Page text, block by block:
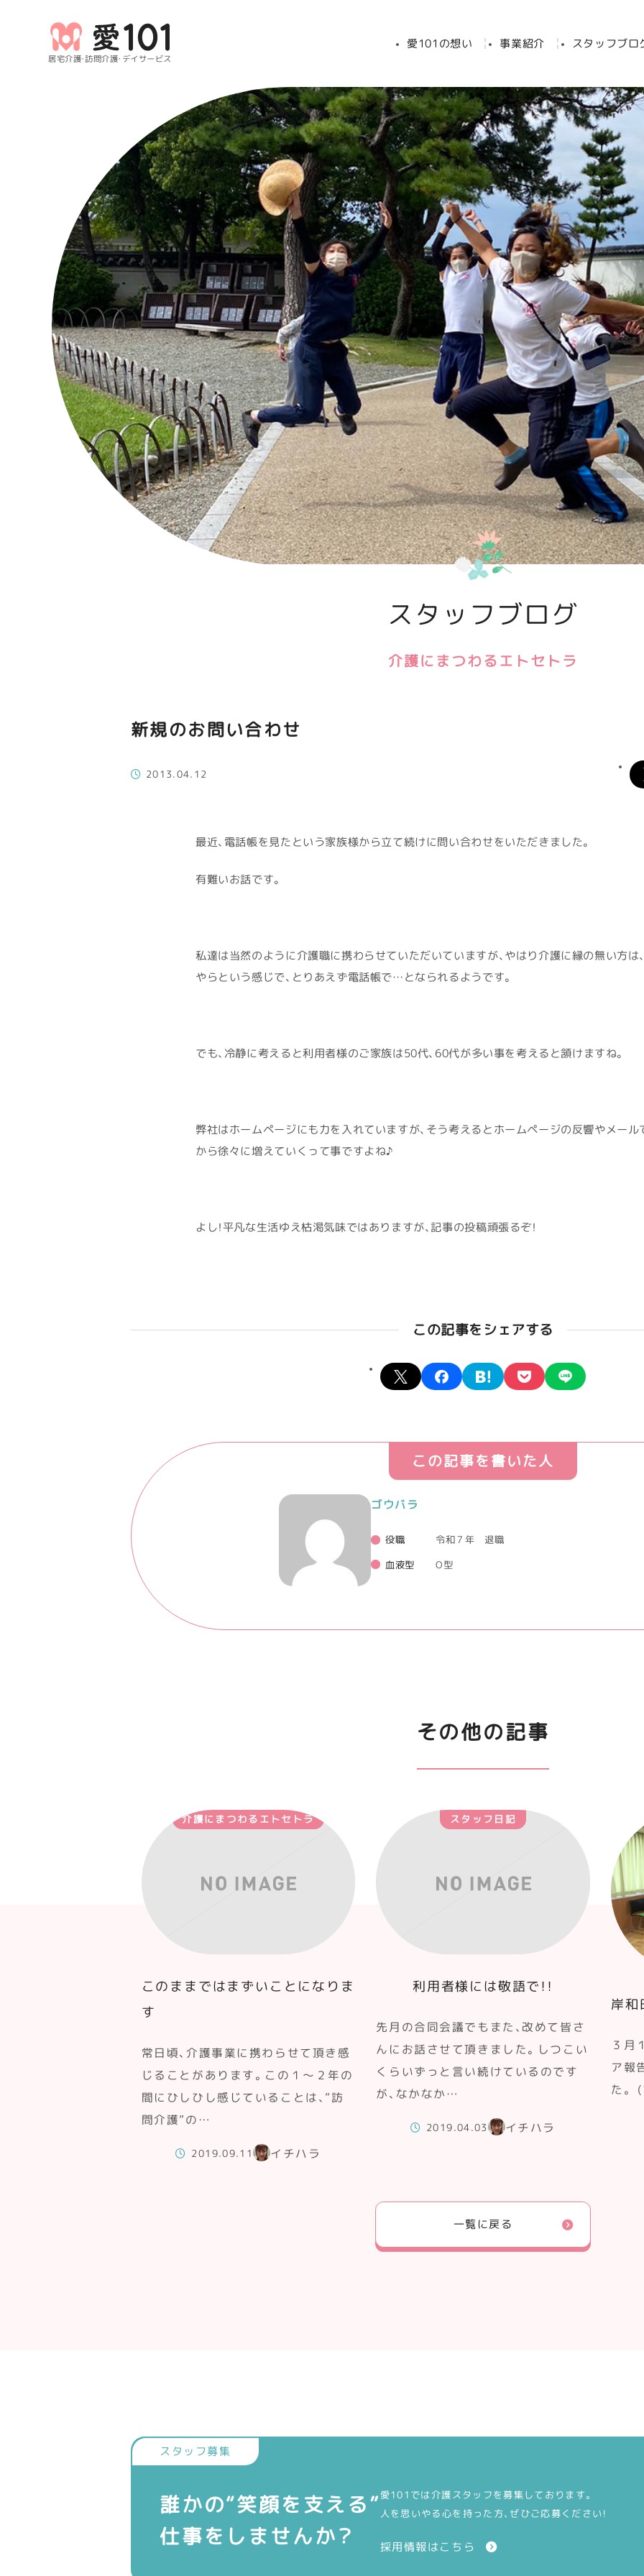
居宅介護・訪問介護・デイサービス
愛101の想い 事業紹介 スタッフブロ
スタッフブログ
介護にまつわるエトセトラ
新規のお問い合わせ
2013.04.12
最近、電話帳を見たという家族様から立て続けに問い合わせをいただきました。
有難いお話です。
私達は当然のように介護職に携わらせていただいていますが、やはり介護に縁の無い方は
やらという感じで、とりあえず電話帳で…となられるようです。
でも、冷静に考えると利用者様のご家族は50代、60代が多い事を考えると頷けますね。
弊社はホームページにも力を入れていますが、そう考えるとホームページの反響やメール
から徐々に増えていくって事ですよね♪
よし！平凡な生活ゆえ枯渇気味ではありますが、記事の投稿頑張るぞ！
この記事をシェアする
X facebookhatena pocket
この記事を書いた人
ゴウバラ
役職 令和７年 退職
血液型 O型
その他の記事
介護にまつわるエトセトラ
このままではまずいことになりま
す
常日頃、介護事業に携わらせて頂き感
じることがあります。この１～２年の
間にひしひし感じていることは、”訪
問介護”の…
2019.09.11 イチハラ
スタッフ日記
利用者様には敬語で！！
先月の合同会議でもまた、改めて皆さ
んにお話させて頂きました。しつこい
くらいずっと言い続けているのです
が、なかなか…
2019.04.03 イチハラ
岸和
３月
ア報
た。
一覧に戻る
誰かの“笑顔を支える”
仕事をしませんか？
愛101では介護スタッフを募集しております。
人を思いやる心を持った方、ぜひご応募ください！
採用情報はこちら